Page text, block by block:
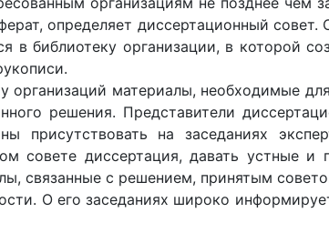
определяет диссертационный
в библиотеку организации, в которой
материалы, необходимые
решения. Представители
присутствовать на заседаниях
совете диссертация, давать устные
связанные с решением, принятым
О его заседаниях широко